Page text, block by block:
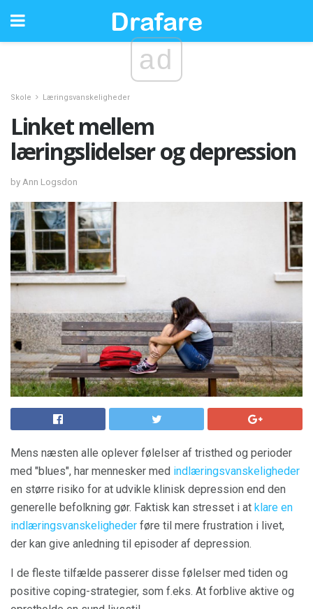
ad
Skole Læringsvanskeligheder
Linket mellem
læringslidelser og depression
by Ann Logsdon
Mens næsten alle oplever følelser af tristhed og perioder
med "blues", har mennesker med indlæringsvanskeligheder
en større risiko for at udvikle klinisk depression end den
generelle befolkning gør. Faktisk kan stresset i at klare en
indlæringsvanskeligheder føre til mere frustration i livet,
der kan give anledning til episoder af depression.
I de fleste tilfælde passerer disse følelser med tiden og
positive coping-strategier, som f.eks. At forblive aktive og